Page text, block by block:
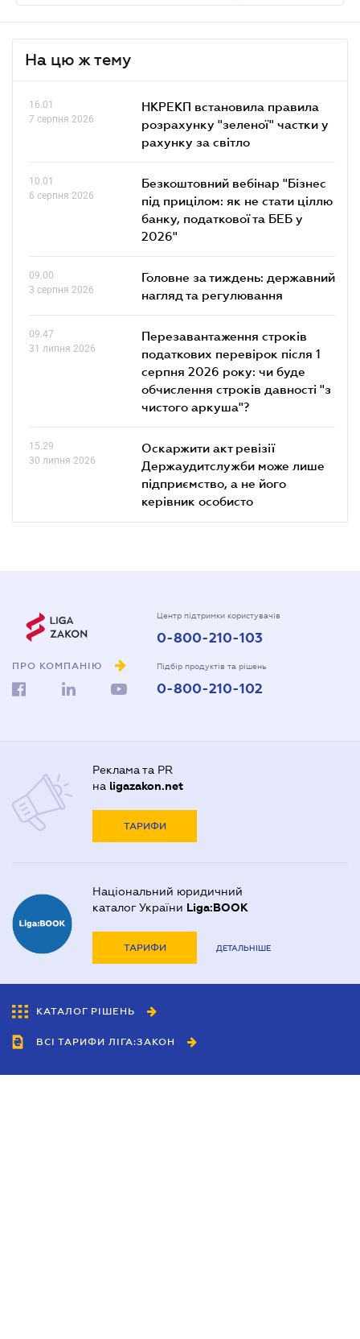
На цю ж тему
16.01
7 серпня 2026
НКРЕКП встановила правила
розрахунку "зеленої" частки у
рахунку за світло
10.01
6 серпня 2026
Безкоштовний вебінар "Бізнес
під прицілом: як не стати ціллю
банку, податкової та БЕБ у
2026"
09.00
3 серпня 2026
Головне за тиждень: державний
нагляд та регулювання
09.47
31 липня 2026
Перезавантаження строків
податкових перевірок після 1
серпня 2026 року: чи буде
обчислення строків давності "з
чистого аркуша"?
15.29
30 липня 2026
Оскаржити акт ревізії
Держаудитслужби може лише
підприємство, а не його
керівник особисто
ПРО КОМПАНІЮ
Центр підтримки користувачів
0-800-210-103
Підбір продуктів та рішень
0-800-210-102
Реклама та PR
на ligazakon.net
ТАРИФИ
Національний юридичний
каталог України Liga:BOOK
ТАРИФИ ДЕТАЛЬНІШЕ
КАТАЛОГ РІШЕНЬ
ВСІ ТАРИФИ ЛІГА:ЗАКОН